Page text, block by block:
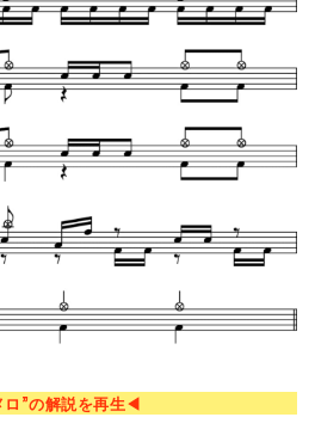
”の解説を再生◀︎